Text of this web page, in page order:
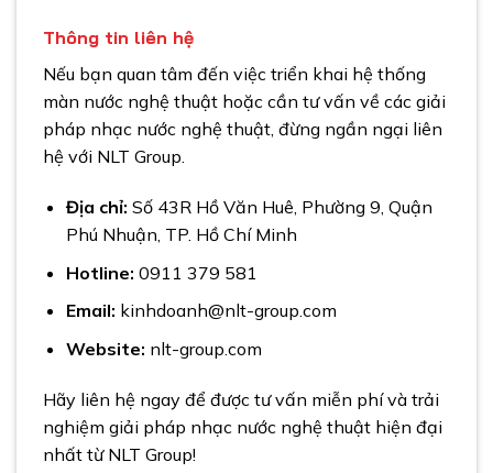
Thông tin liên hệ
Nếu bạn quan tâm đến việc triển khai hệ thống
màn nước nghệ thuật hoặc cần tư vấn về các giải
pháp nhạc nước nghệ thuật, đừng ngần ngại liên
hệ với NLT Group.
Địa chỉ: Số 43R Hồ Văn Huê, Phường 9, Quận
Phú Nhuận, TP. Hồ Chí Minh
Hotline: 0911 379 581
Email: kinhdoanh@nlt-group.com
Website: nlt-group.com
Hãy liên hệ ngay để được tư vấn miễn phí và trải
nghiệm giải pháp nhạc nước nghệ thuật hiện đại
nhất từ NLT Group!